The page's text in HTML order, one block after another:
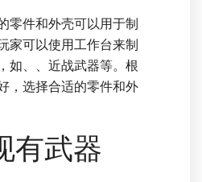
零件和外壳可以用于制
家可以使用工作台来制
如、、近战武器等。根
，选择合适的零件和外
有武器